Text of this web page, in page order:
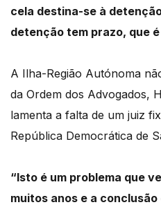
cela destina-se à
detenção tem prazo, que
A Ilha-Região Autónoma
da Ordem dos Advogados,
lamenta a falta de um juiz
República Democrática de
“Isto é um problema que
muitos anos e a